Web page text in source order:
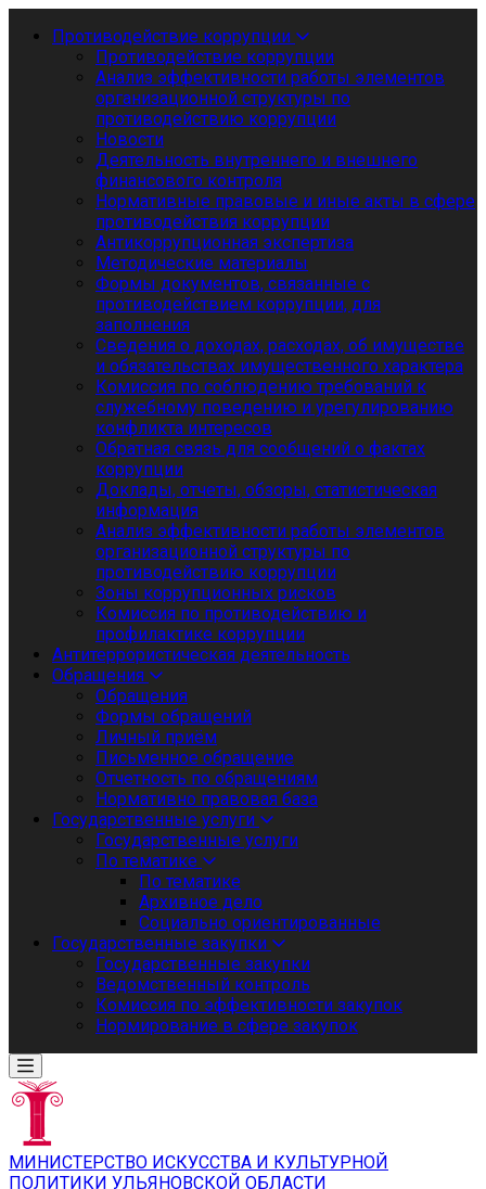
Противодействие коррупции
Противодействие коррупции
Анализ эффективности работы элементов
организационной структуры по
противодействию коррупции
Новости
Деятельность внутреннего и внешнего
финансового контроля
Нормативные правовые и иные акты в сфере
противодействия коррупции
Антикоррупционная экспертиза
Методические материалы
Формы документов, связанные с
противодействием коррупции, для
заполнения
Сведения о доходах, расходах, об имуществе
и обязательствах имущественного характера
Комиссия по соблюдению требований к
служебному поведению и урегулированию
конфликта интересов
Обратная связь для сообщений о фактах
коррупции
Доклады, отчеты, обзоры, статистическая
информация
Анализ эффективности работы элементов
организационной структуры по
противодействию коррупции
Зоны коррупционных рисков
Комиссия по противодействию и
профилактике коррупции
Антитеррористическая деятельность
Обращения
Обращения
Формы обращений
Личный приём
Письменное обращение
Отчетность по обращениям
Нормативно правовая база
Государственные услуги
Государственные услуги
По тематике
По тематике
Архивное дело
Социально ориентированные
Государственные закупки
Государственные закупки
Ведомственный контроль
Комиссия по эффективности закупок
Нормирование в сфере закупок
МИНИСТЕРСТВО ИСКУССТВА И КУЛЬТУРНОЙ
ПОЛИТИКИ УЛЬЯНОВСКОЙ ОБЛАСТИ